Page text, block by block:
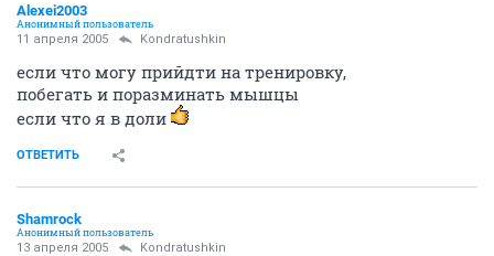
Alexei2003
Анонимный пользователь
11 апреля 2005 Kondratushkin
если что могу прийдти на тренировку,
побегать и поразминать мышцы
если что я в доли
ОТВЕТИТЬ
Shamrock
Анонимный пользователь
13 апреля 2005 Kondratushkin